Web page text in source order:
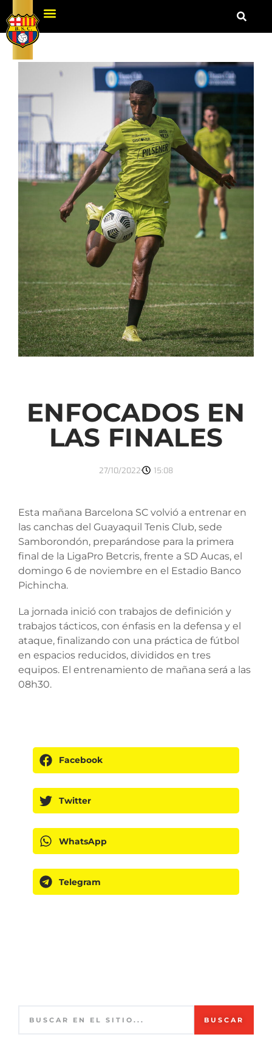
ENFOCADOS EN
LAS FINALES
27/10/2022 15:08
Esta mañana Barcelona SC volvió a entrenar en
las canchas del Guayaquil Tenis Club, sede
Samborondón, preparándose para la primera
final de la LigaPro Betcris, frente a SD Aucas, el
domingo 6 de noviembre en el Estadio Banco
Pichincha.
La jornada inició con trabajos de definición y
trabajos tácticos, con énfasis en la defensa y el
ataque, finalizando con una práctica de fútbol
en espacios reducidos, divididos en tres
equipos. El entrenamiento de mañana será a las
08h30.
Facebook
Twitter
WhatsApp
Telegram
BUSCAR